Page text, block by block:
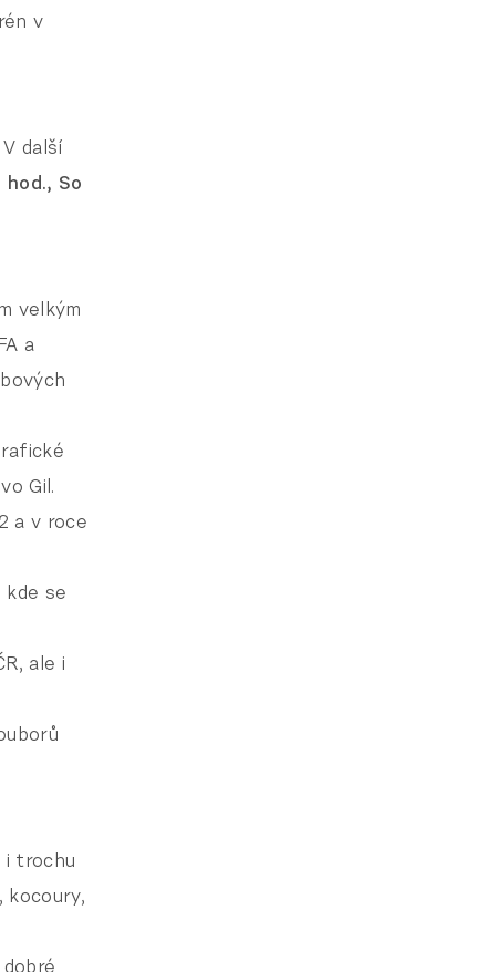
v
V další
hod., So
velkým
a
Gil.
a v roce
se
ale i
i trochu
kocoury,